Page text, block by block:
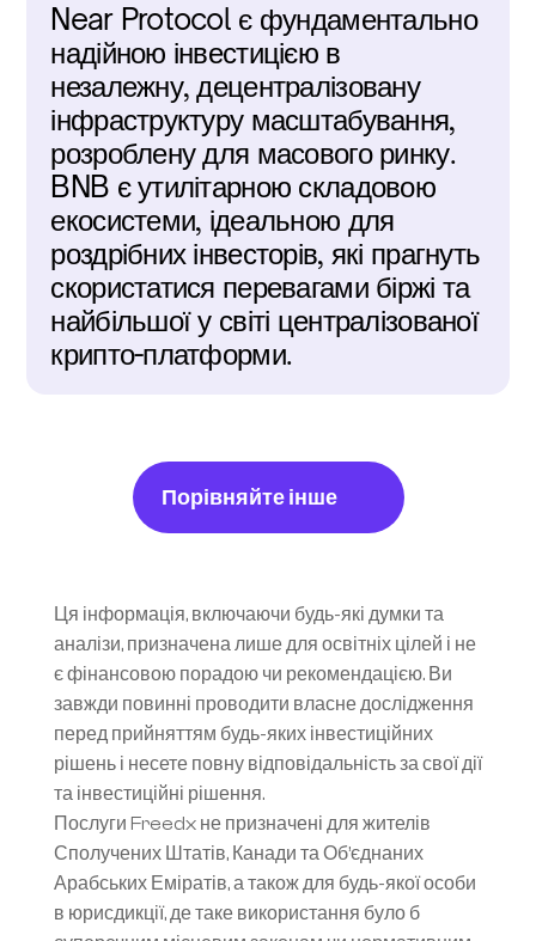
Near Protocol є фундаментально
надійною інвестицією в
незалежну, децентралізовану
інфраструктуру масштабування,
розроблену для масового ринку.
BNB є утилітарною складовою
екосистеми, ідеальною для
роздрібних інвесторів, які прагнуть
скористатися перевагами біржі та
найбільшої у світі централізованої
крипто-платформи.
Порівняйте інше
Ця інформація, включаючи будь-які думки та
аналізи, призначена лише для освітніх цілей і не
є фінансовою порадою чи рекомендацією. Ви
завжди повинні проводити власне дослідження
перед прийняттям будь-яких інвестиційних
рішень і несете повну відповідальність за свої дії
та інвестиційні рішення.
Послуги Freedx не призначені для жителів
Сполучених Штатів, Канади та Об’єднаних
Арабських Еміратів, а також для будь-якої особи
в юрисдикції, де таке використання було б